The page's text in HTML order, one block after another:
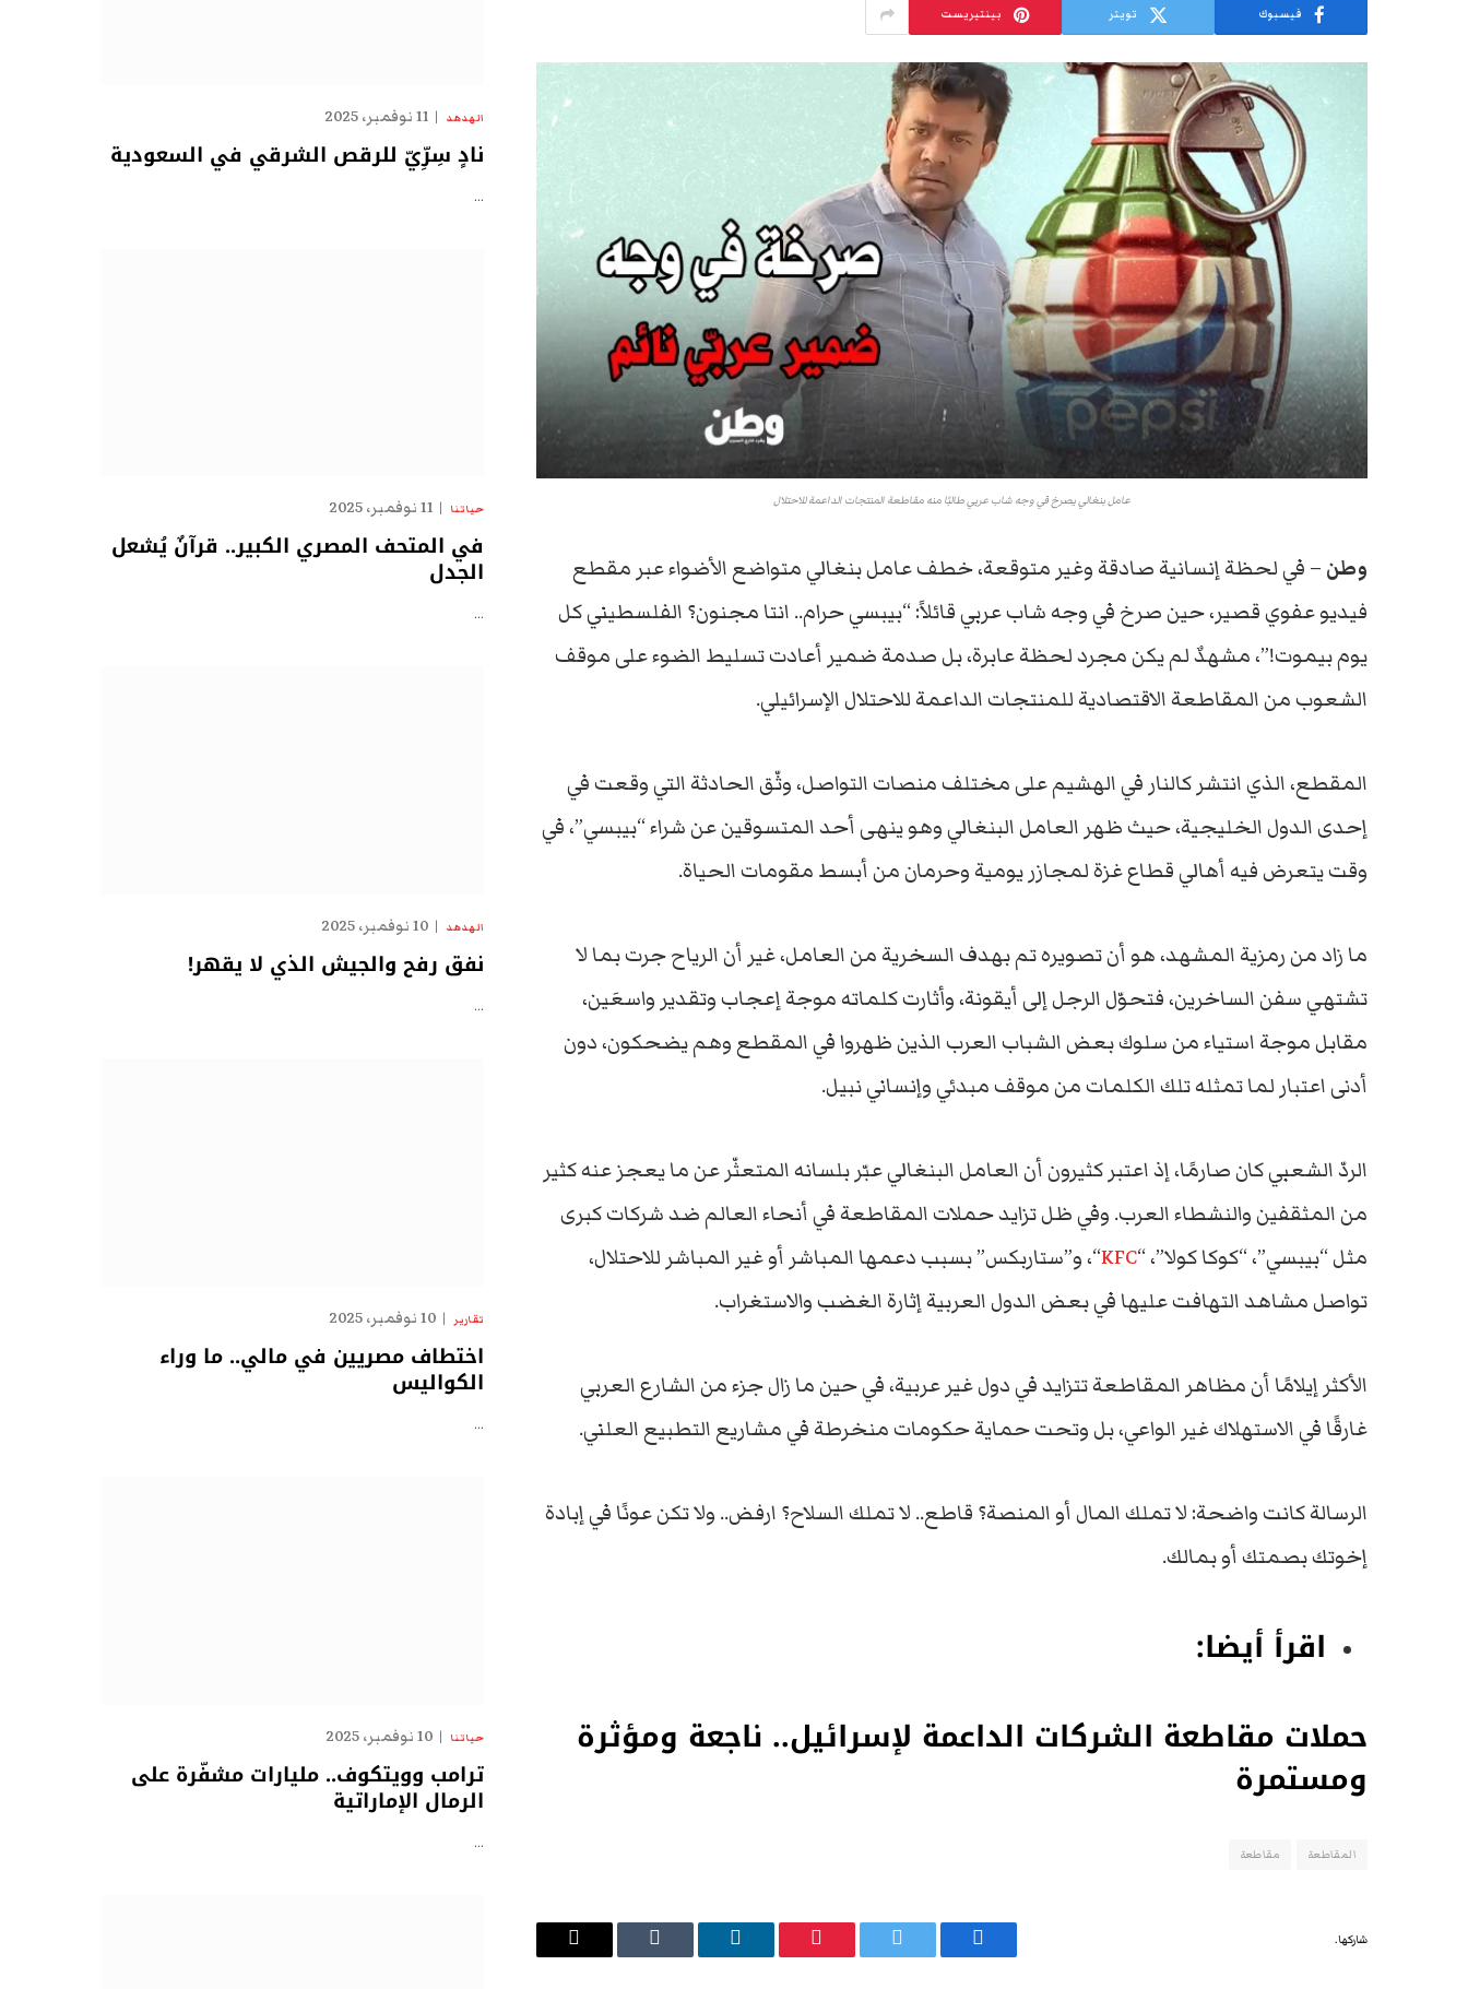
فيسبوك تويتر بينتيريست
عامل بنغالي يصرخ في وجه شاب عربي طالبًا منه مقاطعة المنتجات الداعمة للاحتلال
وطن – في لحظة إنسانية صادقة وغير متوقعة، خطف عامل بنغالي متواضع الأضواء عبر مقطع
فيديو عفوي قصير، حين صرخ في وجه شاب عربي قائلاً: “بيبسي حرام.. انتا مجنون؟ الفلسطيني كل
يوم بيموت!”، مشهدٌ لم يكن مجرد لحظة عابرة، بل صدمة ضمير أعادت تسليط الضوء على موقف
الشعوب من المقاطعة الاقتصادية للمنتجات الداعمة للاحتلال الإسرائيلي.
المقطع، الذي انتشر كالنار في الهشيم على مختلف منصات التواصل، وثّق الحادثة التي وقعت في
إحدى الدول الخليجية، حيث ظهر العامل البنغالي وهو ينهى أحد المتسوقين عن شراء “بيبسي”، في
وقت يتعرض فيه أهالي قطاع غزة لمجازر يومية وحرمان من أبسط مقومات الحياة.
ما زاد من رمزية المشهد، هو أن تصويره تم بهدف السخرية من العامل، غير أن الرياح جرت بما لا
تشتهي سفن الساخرين، فتحوّل الرجل إلى أيقونة، وأثارت كلماته موجة إعجاب وتقدير واسعَين،
مقابل موجة استياء من سلوك بعض الشباب العرب الذين ظهروا في المقطع وهم يضحكون، دون
أدنى اعتبار لما تمثله تلك الكلمات من موقف مبدئي وإنساني نبيل.
الردّ الشعبي كان صارمًا، إذ اعتبر كثيرون أن العامل البنغالي عبّر بلسانه المتعثّر عن ما يعجز عنه كثير
من المثقفين والنشطاء العرب. وفي ظل تزايد حملات المقاطعة في أنحاء العالم ضد شركات كبرى
مثل “بيبسي”، “كوكا كولا”، “KFC“، و”ستاربكس” بسبب دعمها المباشر أو غير المباشر للاحتلال،
تواصل مشاهد التهافت عليها في بعض الدول العربية إثارة الغضب والاستغراب.
الأكثر إيلامًا أن مظاهر المقاطعة تتزايد في دول غير عربية، في حين ما زال جزء من الشارع العربي
غارقًا في الاستهلاك غير الواعي، بل وتحت حماية حكومات منخرطة في مشاريع التطبيع العلني.
الرسالة كانت واضحة: لا تملك المال أو المنصة؟ قاطع.. لا تملك السلاح؟ ارفض.. ولا تكن عونًا في إبادة
إخوتك بصمتك أو بمالك.
اقرأ أيضا:
حملات مقاطعة الشركات الداعمة لإسرائيل.. ناجعة ومؤثرة
ومستمرة
المقاطعة مقاطعة
شاركها.
فيسبوك تويتر بينتيريست لينكدإن Tumblr
البريد
الهدهد 11 نوفمبر، 2025
نادٍ سِرِّيّ للرقص الشرقي في السعودية
…
حياتنا 11 نوفمبر، 2025
في المتحف المصري الكبير.. قرآنٌ يُشعل
الجدل
…
الهدهد 10 نوفمبر، 2025
نفق رفح والجيش الذي لا يقهر!
…
تقارير 10 نوفمبر، 2025
اختطاف مصريين في مالي.. ما وراء
الكواليس
…
حياتنا 10 نوفمبر، 2025
ترامب وويتكوف.. مليارات مشفّرة على
الرمال الإماراتية
…